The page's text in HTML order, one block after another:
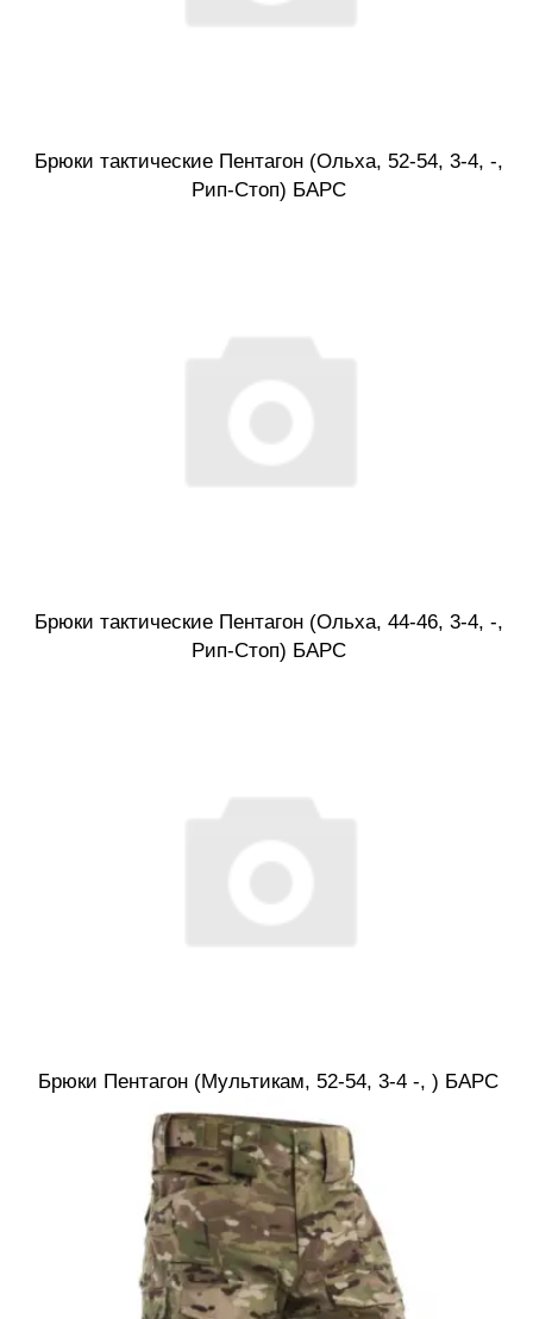
Брюки тактические Пентагон (Ольха, 52-54, 3-4, -,
Рип-Стоп) БАРС
Брюки тактические Пентагон (Ольха, 44-46, 3-4, -,
Рип-Стоп) БАРС
Брюки Пентагон (Мультикам, 52-54, 3-4 -, ) БАРС